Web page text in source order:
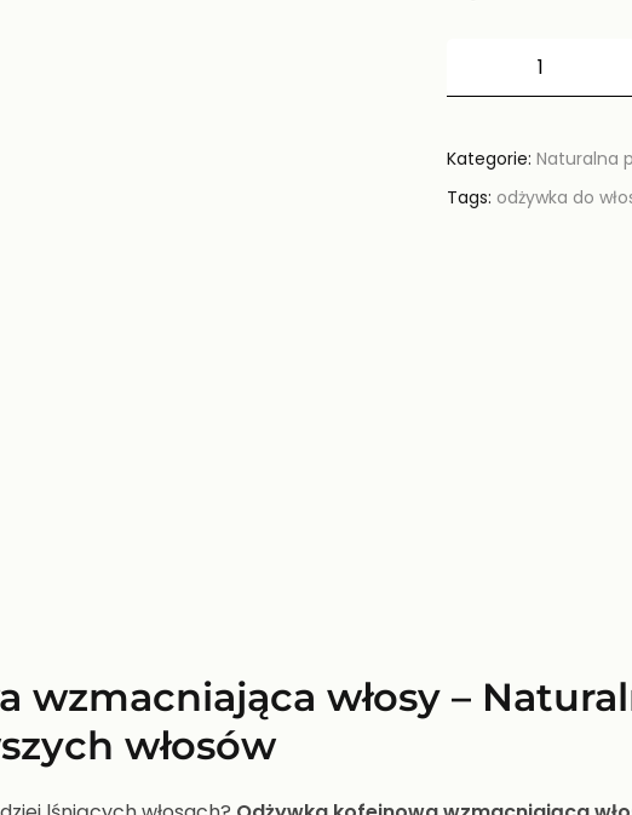
Kategorie: Naturalna
Tags: odżywka do
wzmacniająca włosy –
włosów